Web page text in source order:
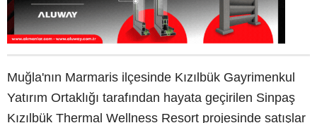
Muğla'nın Marmaris ilçesinde Kızılbük Gayrimenkul
Yatırım Ortaklığı tarafından hayata geçirilen Sinpaş
Kızılbük Thermal Wellness Resort projesinde satışlar